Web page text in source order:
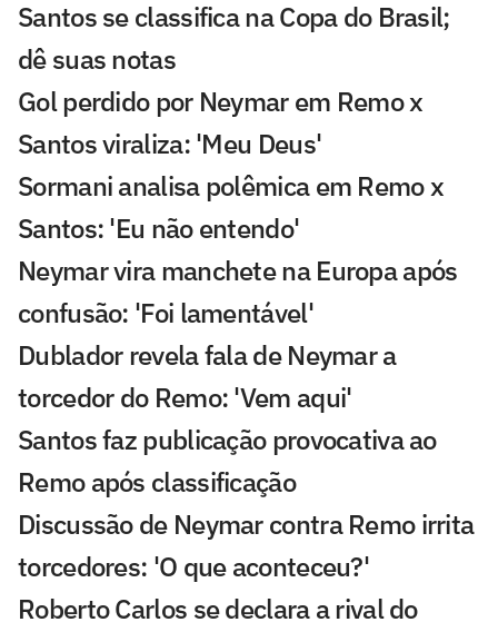
Santos se classifica na Copa do Brasil;
dê suas notas
Gol perdido por Neymar em Remo x
Santos viraliza: 'Meu Deus'
Sormani analisa polêmica em Remo x
Santos: 'Eu não entendo'
Neymar vira manchete na Europa após
confusão: 'Foi lamentável'
Dublador revela fala de Neymar a
torcedor do Remo: 'Vem aqui'
Santos faz publicação provocativa ao
Remo após classificação
Discussão de Neymar contra Remo irrita
torcedores: 'O que aconteceu?'
Roberto Carlos se declara a rival do